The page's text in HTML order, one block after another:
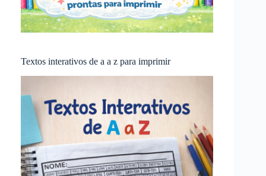
Textos interativos de a a z para imprimir